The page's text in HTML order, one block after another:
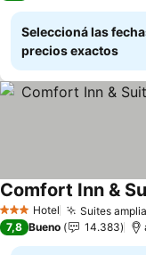
Seleccioná las
precios exactos
3 Estrellas
Hotel Suites
Ver precios
7,8 Bueno 14.383